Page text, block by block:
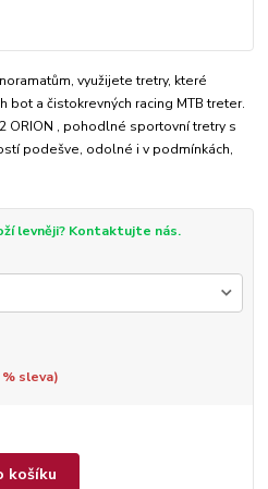
využijete tretry, které
bot a čistokrevných racing MTB treter.
ORION , pohodlné sportovní tretry s
podešve, odolné i v podmínkách,
levněji? Kontaktujte nás.
sleva)
košíku